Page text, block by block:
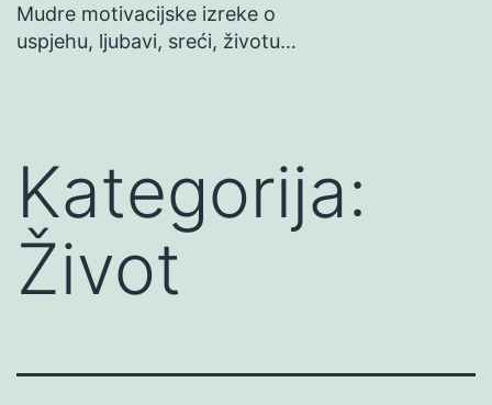
Mudre motivacijske izreke o
uspjehu, ljubavi, sreći, životu…
Kategorija:
Život